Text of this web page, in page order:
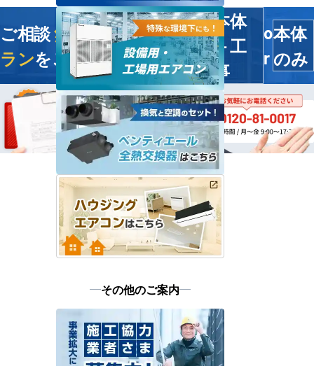
ご相談無料！今すぐ最適プ
ランをご提案します
本体
＋工
事
o
r
本体
のみ
その他のご案内